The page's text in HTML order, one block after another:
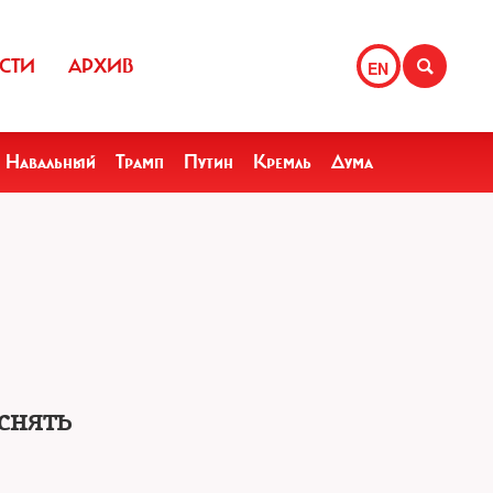
EN
АРХИВ
Навальный Трамп Путин Кремль Дума